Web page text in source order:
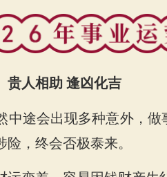
贵人相助 逢凶化吉
途会出现多种意外，做
，终会否极泰来。